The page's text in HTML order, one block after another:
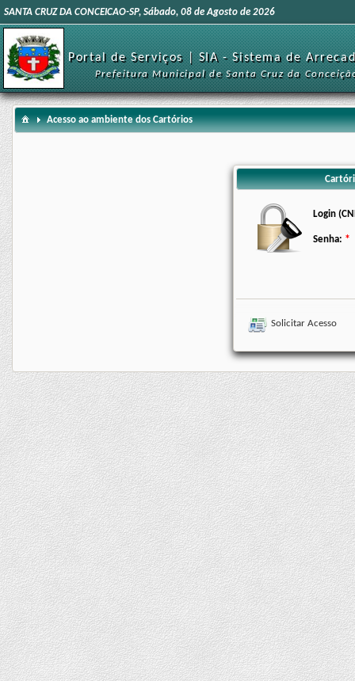
SANTA CRUZ DA CONCEICAO-SP, Sábado, 08 de Agosto de 2026
Portal de Serviços | SIA - Sistema de
Prefeitura Municipal de Santa Cruz da
Acesso ao ambiente dos Cartórios
Login
Senha:
Solicitar Acesso